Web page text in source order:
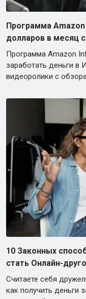
Программа
долларов в месяц
Программа Amazon
заработать деньги в
видеоролики с
10 Законных
стать Онлайн-
Считаете себя
как получить деньги